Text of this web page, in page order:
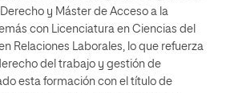
y Máster de Acceso a la
con Licenciatura en Ciencias del
Relaciones Laborales, lo que refuerza
del trabajo y gestión de
esta formación con el título de